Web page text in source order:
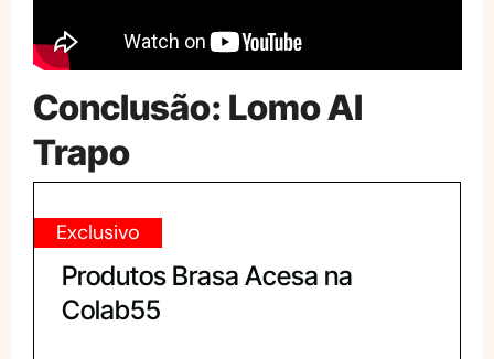
Conclusão: Lomo Al
Trapo
Exclusivo
Produtos Brasa Acesa na
Colab55